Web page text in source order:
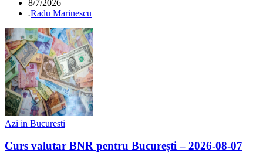
8/7/2026
.Radu Marinescu
Azi in Bucuresti
Curs valutar BNR pentru București – 2026-08-07